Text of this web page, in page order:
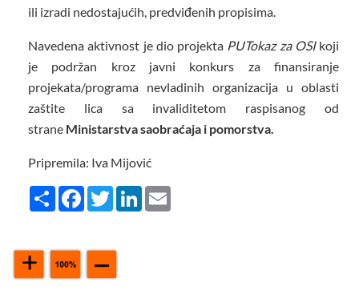
ili izradi nedostajućih, predviđenih propisima.
Navedena aktivnost je dio projekta PUTokaz za OSIkoji
je podržan kroz javni konkurs za finansiranje
projekata/programa nevladinih organizacija u oblasti
zaštite lica sa invaliditetom raspisanog od
strane Ministarstva saobraćaja i pomorstva.
Pripremila: Iva Mijović
Share FacebookTwitterLinkedIn